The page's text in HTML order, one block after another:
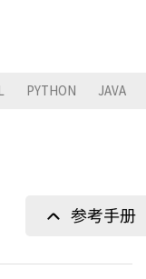
PYTHON JAVA